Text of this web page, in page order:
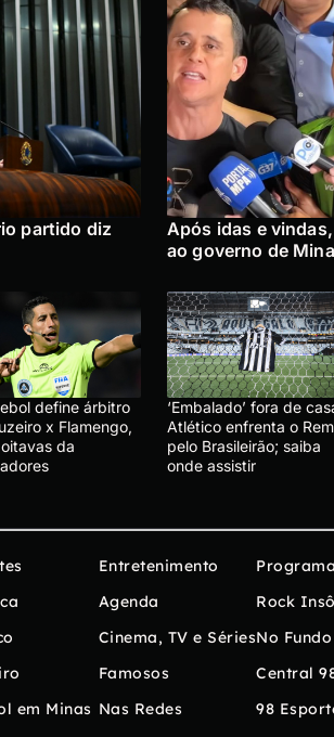
partido diz
Após idas e
ao governo de
define árbitro
x Flamengo,
da
‘Embalado’ fora de
Atlético enfrenta o
pelo Brasileirão; saiba
onde assistir
em Minas
Entretenimento
Agenda
Cinema, TV e Séries
Famosos
Nas Redes
Rock
No
Central
98